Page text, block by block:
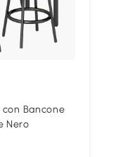
Bancone
Nero